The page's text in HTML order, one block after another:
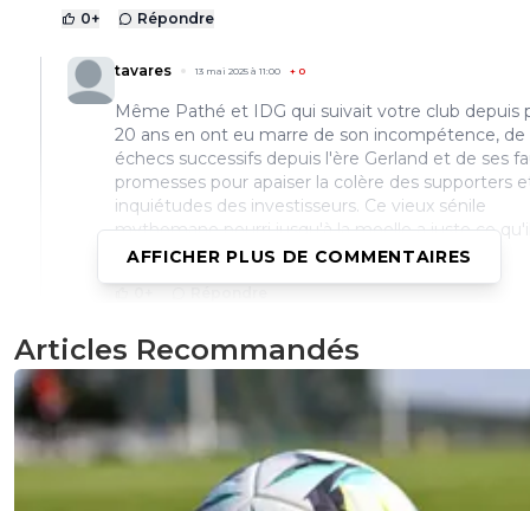
0+ Répondre
tavares 13 mai 2025 à 11:00 + 0
Même Pathé et IDG qui suivait votre club depuis
20 ans en ont eu marre de son incompétence, de
échecs successifs depuis l'ère Gerland et de ses
promesses pour apaiser la colère des supporters
inquiétudes des investisseurs. Ce vieux sénile
mythomane pourri jusqu'à la moelle a juste ce
mérite sur son traitement médiatique
nos-rayanair 13 mai 2025 à 11:56
"Ce vieux sénile mythomane pourri jusqu'à la
0+
balibalo-343 13 mai 2025 à 21:40 +
AFFICHER PLUS DE COMMENTAIRES
Articles Recommandés